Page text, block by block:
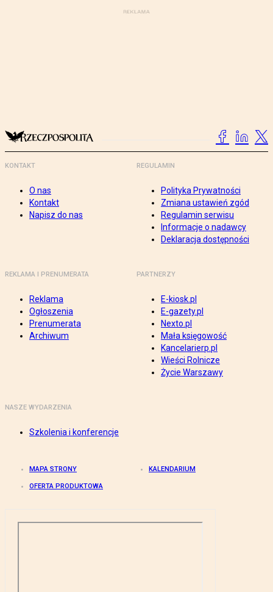
KONTAKT
O nas
Kontakt
Napisz do nas
REGULAMIN
Polityka Prywatności
Zmiana ustawień zgód
Regulamin serwisu
Informacje o nadawcy
Deklaracja dostępności
REKLAMA I PRENUMERATA
Reklama
Ogłoszenia
Prenumerata
Archiwum
PARTNERZY
E-kiosk.pl
E-gazety.pl
Nexto.pl
Mała księgowość
Kancelarierp.pl
Wieści Rolnicze
Życie Warszawy
NASZE WYDARZENIA
Szkolenia i konferencje
MAPA STRONY KALENDARIUM
OFERTA PRODUKTOWA